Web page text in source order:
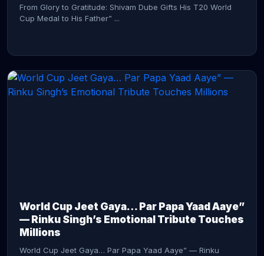
From Glory to Gratitude: Shivam Dube Gifts His T20 World
Cup Medal to His Father” ...
World Cup Jeet Gaya… Par Papa Yaad Aaye”
— Rinku Singh’s Emotional Tribute Touches
Millions
World Cup Jeet Gaya… Par Papa Yaad Aaye” — Rinku